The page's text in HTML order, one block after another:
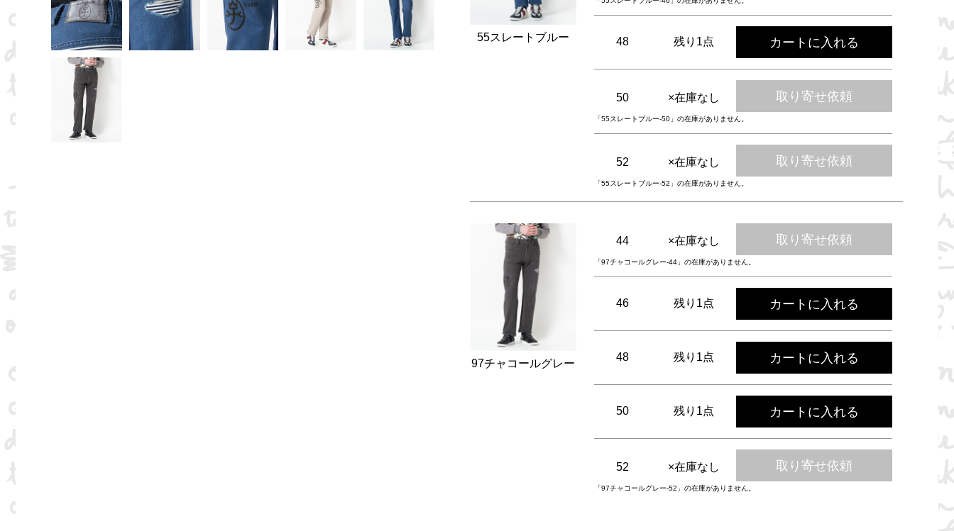
55スレートブルー 48 残り1点 カートに入れる
50 ×在庫なし 取り寄せ依頼
「55スレートブルー-50」の在庫がありません。
52 ×在庫なし 取り寄せ依頼
「55スレートブルー-52」の在庫がありません。
97チャコールグレー
44 ×在庫なし 取り寄せ依頼
「97チャコールグレー-44」の在庫がありません。
46 残り1点 カートに入れる
48 残り1点 カートに入れる
50 残り1点 カートに入れる
52 ×在庫なし 取り寄せ依頼
「97チャコールグレー-52」の在庫がありません。